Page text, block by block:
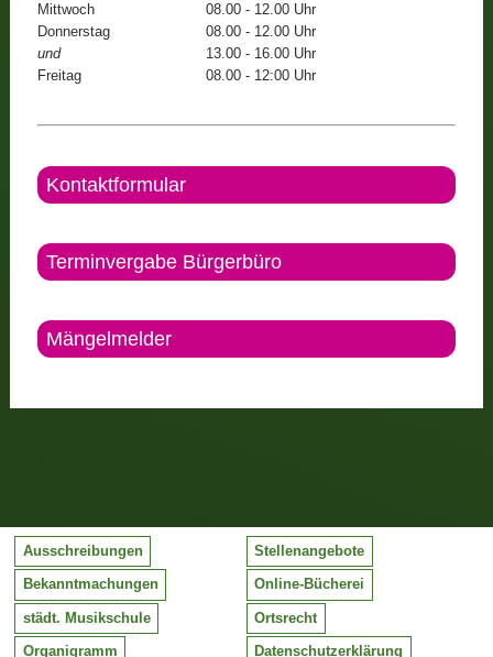
Mittwoch
08.00 - 12.00 Uhr
Donnerstag
08.00 - 12.00 Uhr
und
13.00 - 16.00 Uhr
Freitag
08.00 - 12:00 Uhr
Kontaktformular
Terminvergabe Bürgerbüro
Mängelmelder
Ausschreibungen Stellenangebote
Bekanntmachungen Online-Bücherei
städt. Musikschule Ortsrecht
Organigramm Datenschutzerklärung